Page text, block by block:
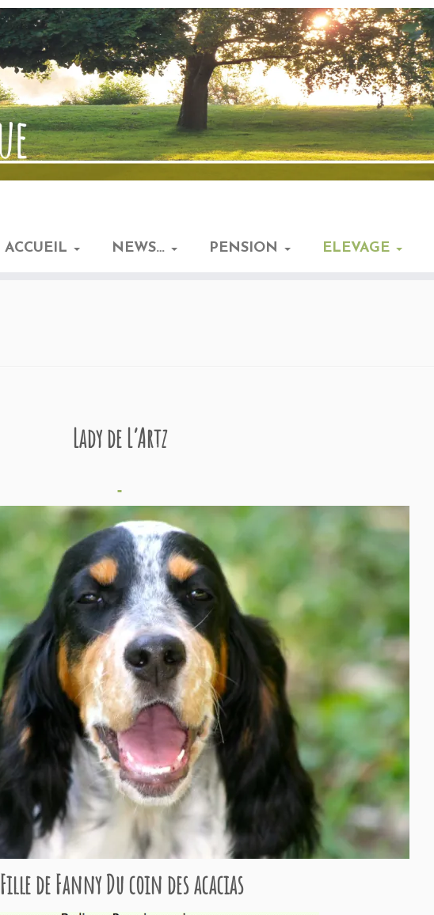
ACCUEIL NEWS… PENSION ELEVAGE
Lady de L’Artz
Fille de Fanny Du coin des acacias